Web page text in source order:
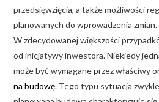
przedsięwzięcia, a także możliwości
planowanych do wprowadzenia zmian.
W zdecydowanej większości
od inicjatywy inwestora. Niekiedy
może być wymagane przez właściwy
na budowę. Tego typu sytuacja